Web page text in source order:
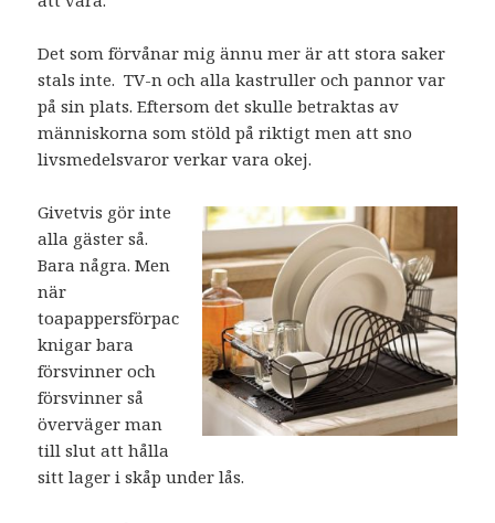
Det som förvånar mig ännu mer är att stora saker
stals inte. TV-n och alla kastruller och pannor var
på sin plats. Eftersom det skulle betraktas av
människorna som stöld på riktigt men att sno
livsmedelsvaror verkar vara okej.
Givetvis gör inte
alla gäster så.
Bara några. Men
när
toapappersförpac
knigar bara
försvinner och
försvinner så
överväger man
till slut att hålla
sitt lager i skåp under lås.